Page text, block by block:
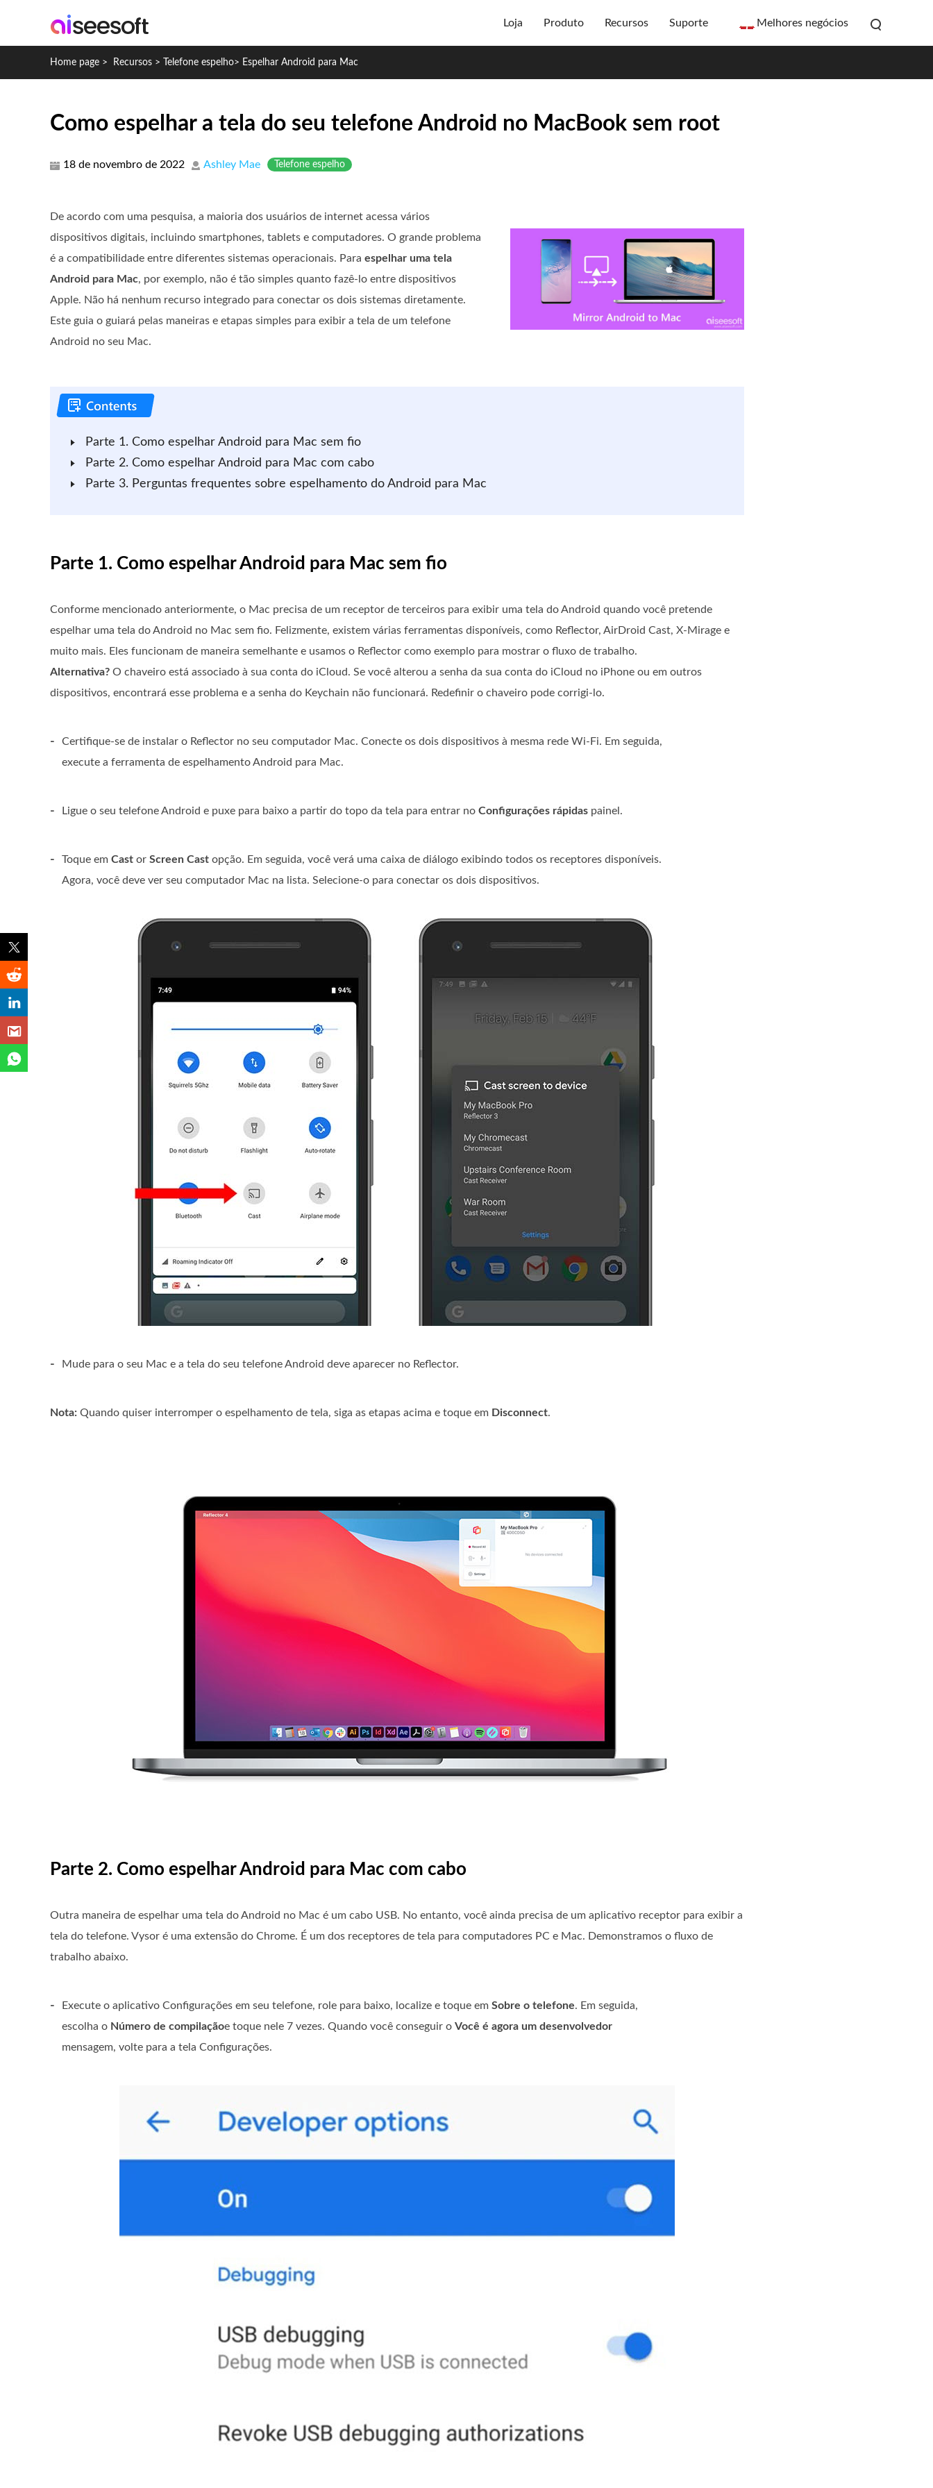
Loja Produto Recursos Suporte Melhores negócios
Home page > Recursos > Telefone espelho> Espelhar Android para Mac
Como espelhar a tela do seu telefone Android no MacBook sem root
18 de novembro de 2022 Ashley Mae Telefone espelho
De acordo com uma pesquisa, a maioria dos usuários de internet acessa vários
dispositivos digitais, incluindo smartphones, tablets e computadores. O grande problema
é a compatibilidade entre diferentes sistemas operacionais. Para espelhar uma tela
Android para Mac, por exemplo, não é tão simples quanto fazê-lo entre dispositivos
Apple. Não há nenhum recurso integrado para conectar os dois sistemas diretamente.
Este guia o guiará pelas maneiras e etapas simples para exibir a tela de um telefone
Android no seu Mac.
Parte 1. Como espelhar Android para Mac sem fio
Parte 2. Como espelhar Android para Mac com cabo
Parte 3. Perguntas frequentes sobre espelhamento do Android para Mac
Parte 1. Como espelhar Android para Mac sem fio
Conforme mencionado anteriormente, o Mac precisa de um receptor de terceiros para exibir uma tela do Android quando você pretende
espelhar uma tela do Android no Mac sem fio. Felizmente, existem várias ferramentas disponíveis, como Reflector, AirDroid Cast, X-Mirage e
muito mais. Eles funcionam de maneira semelhante e usamos o Reflector como exemplo para mostrar o fluxo de trabalho.
Alternativa? O chaveiro está associado à sua conta do iCloud. Se você alterou a senha da sua conta do iCloud no iPhone ou em outros
dispositivos, encontrará esse problema e a senha do Keychain não funcionará. Redefinir o chaveiro pode corrigi-lo.
-
Certifique-se de instalar o Reflector no seu computador Mac. Conecte os dois dispositivos à mesma rede Wi-Fi. Em seguida,
execute a ferramenta de espelhamento Android para Mac.
- Ligue o seu telefone Android e puxe para baixo a partir do topo da tela para entrar no Configurações rápidas painel.
- Toque em Cast or Screen Cast opção. Em seguida, você verá uma caixa de diálogo exibindo todos os receptores disponíveis.
Agora, você deve ver seu computador Mac na lista. Selecione-o para conectar os dois dispositivos.
- Mude para o seu Mac e a tela do seu telefone Android deve aparecer no Reflector.
Nota: Quando quiser interromper o espelhamento de tela, siga as etapas acima e toque em Disconnect.
Parte 2. Como espelhar Android para Mac com cabo
Outra maneira de espelhar uma tela do Android no Mac é um cabo USB. No entanto, você ainda precisa de um aplicativo receptor para exibir a
tela do telefone. Vysor é uma extensão do Chrome. É um dos receptores de tela para computadores PC e Mac. Demonstramos o fluxo de
trabalho abaixo.
- Execute o aplicativo Configurações em seu telefone, role para baixo, localize e toque em Sobre o telefone. Em seguida,
escolha o Número de compilaçãoe toque nele 7 vezes. Quando você conseguir o Você é agora um desenvolvedor
mensagem, volte para a tela Configurações.